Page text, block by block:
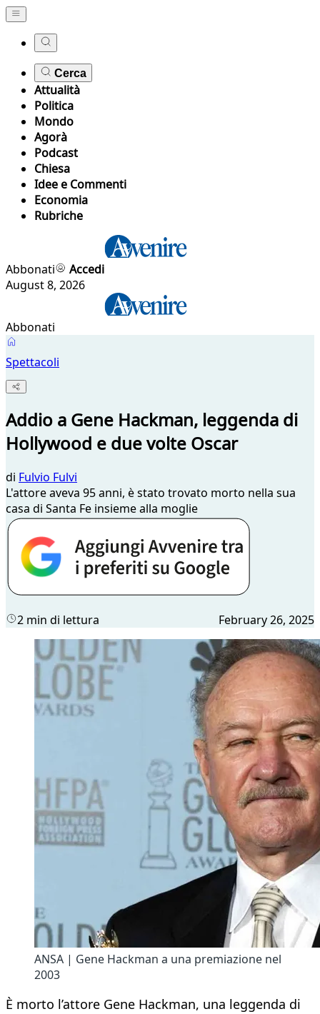
Cerca
Attualità
Politica
Mondo
Agorà
Podcast
Chiesa
Idee e Commenti
Economia
Rubriche
Abbonati
Accedi
August 8, 2026
Abbonati
Spettacoli
Addio a Gene Hackman, leggenda di
Hollywood e due volte Oscar
di Fulvio Fulvi
L'attore aveva 95 anni, è stato trovato morto nella sua
casa di Santa Fe insieme alla moglie
2 min di lettura February 26, 2025
ANSA | Gene Hackman a una premiazione nel
2003
È morto l’attore Gene Hackman, una leggenda di